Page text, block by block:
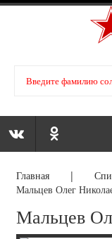
Главная |
Мальцев Олег
Мальцев